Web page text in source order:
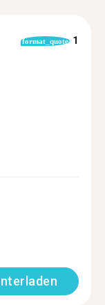
format_quote 1